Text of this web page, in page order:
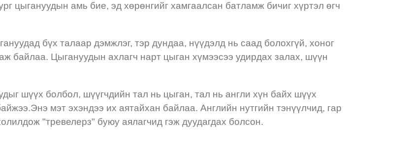
цыгануудын амь бие, эд хөрөнгийг хамгаалсан батламж бичиг хүртэл өгч
бүх талаар дэмжлэг, тэр дундаа, нүүдэлд нь саад болохгүй, хоног
байлаа. Цыгануудын ахлагч нарт цыган хүмээсээ удирдах залах, шүүн
шүүх болбол, шүүгчдийн тал нь цыган, тал нь англи хүн байх шүүх
мэт эхэндээ их аятайхан байлаа. Английн нутгийн тэнүүлчид, гар
"тревелерз" буюу аялагчид гэж дуудагдах болсон.